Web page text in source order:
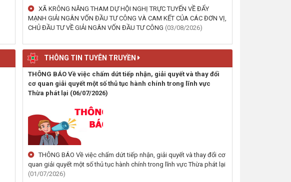
riêng Đắk Lắk năm 2026
(06/08/2026, 00:00)
CHÁY VÀ CNCH “TỔ LIÊN GIA
AN TOÀN PCCC” CỦA CỤM SỐ
13
(06/08/2026, 00:00)
HƯỞNG ỨNG CUỘC THI TRỰC
XÃ KRÔNG NĂNG THAM DỰ HỘI NGHỊ TRỰC TUYẾN VỀ ĐẨY
MẠNH GIẢI NGÂN VỐN ĐẦU TƯ CÔNG VÀ CAM KẾT CỦA CÁC ĐƠN VỊ,
CHỦ ĐẦU TƯ VỀ GIẢI NGÂN VỐN ĐẦU TƯ CÔNG (03/08/2026)
THÔNG TIN TUYÊN TRUYỀN
THÔNG BÁO Về việc chấm dứt tiếp nhận, giải quyết và thay đổi
cơ quan giải quyết một số thủ tục hành chính trong lĩnh vực
Thừa phát lại (06/07/2026)
THÔNG BÁO Về việc chấm dứt tiếp nhận, giải quyết và thay đổi cơ
quan giải quyết một số thủ tục hành chính trong lĩnh vực Thừa phát lại
(01/07/2026)